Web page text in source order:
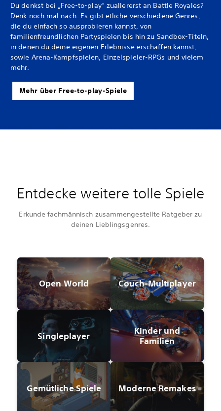
Du denkst bei „Free-to-play“ zuallererst an Battle Royales?
Denk noch mal nach. Es gibt etliche verschiedene Genres,
die du einfach so ausprobieren kannst, von
familienfreundlichen Partyspielen bis hin zu Sandbox-Titeln,
in denen du deine eigenen Erlebnisse erschaffen kannst,
sowie Arena-Kampfspielen, Einzelspieler-RPGs und vielem
mehr.
Mehr über Free-to-play-Spiele
Entdecke weitere tolle Spiele
Erkunde fachmännisch zusammengestellte Ratgeber zu
deinen Lieblingsgenres.
Open World Couch-Multiplayer
Singleplayer
Kinder und
Familien
Gemütliche Spiele Moderne Remakes